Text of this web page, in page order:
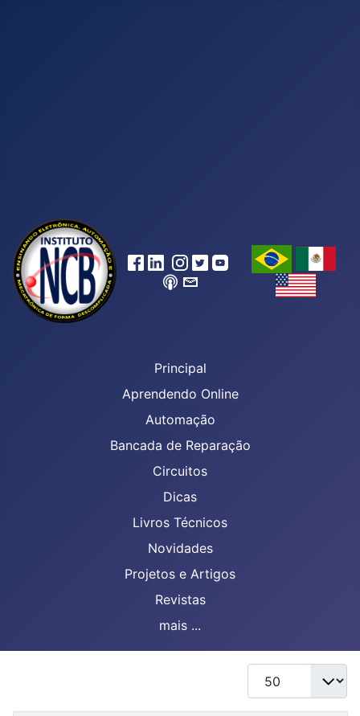
Principal
Aprendendo Online
Automação
Bancada de Reparação
Circuitos
Dicas
Livros Técnicos
Novidades
Projetos e Artigos
Revistas
mais ...
Mostrar #